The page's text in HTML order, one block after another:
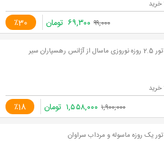
٪30 ۹۹,۰۰۰ ۶۹,۳۰۰ تومان
تور 2.5 روزه نوروزی ماسال از آژانس رهسپاران سیر
٪18 ۱,۹۰۰,۰۰۰ ۱,۵۵۸,۰۰۰ تومان
تور يک روزه ماسوله و مرداب سراوان